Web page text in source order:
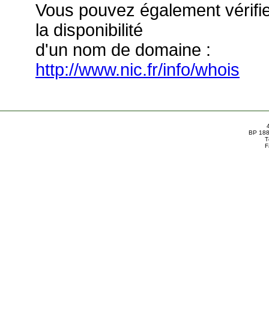
Vous pouvez également
la disponibilité
d'un nom de domaine :
http://www.nic.fr/info/whois
BP